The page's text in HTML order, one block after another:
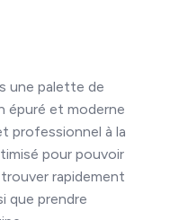
une palette de
épuré et moderne
professionnel à la
pour pouvoir
rapidement
que prendre